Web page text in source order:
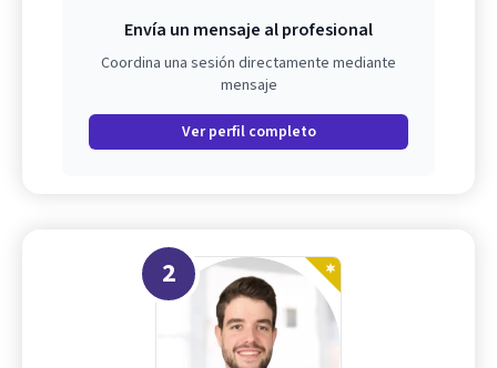
Envía un mensaje al profesional
Coordina una sesión directamente mediante
mensaje
Ver perfil completo
2